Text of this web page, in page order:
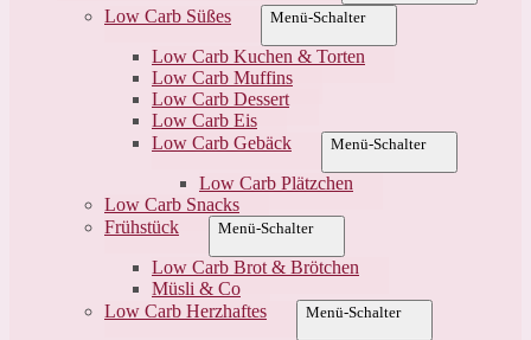
Low Carb Süßes Menü-Schalter
Low Carb Kuchen & Torten
Low Carb Muffins
Low Carb Dessert
Low Carb Eis
Low Carb Gebäck
Menü-Schalter
Low Carb Plätzchen
Low Carb Snacks
Frühstück
Menü-Schalter
Low Carb Brot & Brötchen
Müsli & Co
Low Carb Herzhaftes
Menü-Schalter